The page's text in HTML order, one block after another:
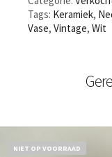
Tags: Keramiek,
Vase, Vintage, Wit
NIET OP VOORRAAD